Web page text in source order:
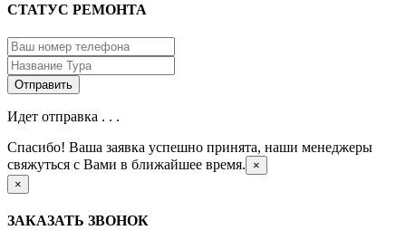
СТАТУС РЕМОНТА
Идет отправка . . .
Спасибо! Ваша заявка успешно принята, наши менеджеры
свяжуться с Вами в ближайшее время.
×
×
ЗАКАЗАТЬ ЗВОНОК